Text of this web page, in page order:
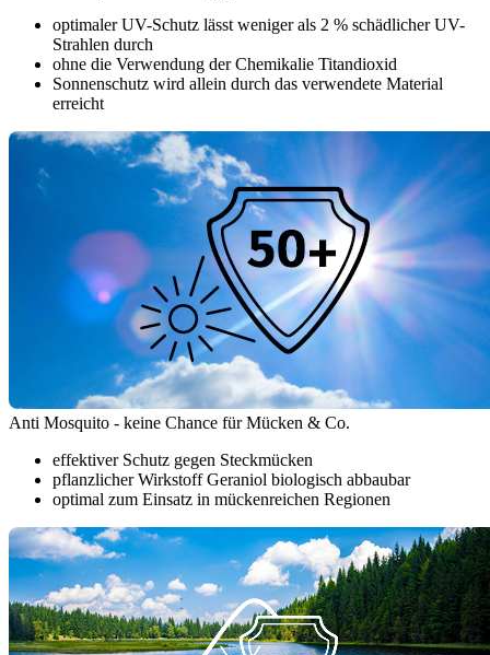
optimaler UV-Schutz lässt weniger als 2 % schädlicher UV-
Strahlen durch
ohne die Verwendung der Chemikalie Titandioxid
Sonnenschutz wird allein durch das verwendete Material
erreicht
Anti Mosquito - keine Chance für Mücken & Co.
effektiver Schutz gegen Steckmücken
pflanzlicher Wirkstoff Geraniol biologisch abbaubar
optimal zum Einsatz in mückenreichen Regionen